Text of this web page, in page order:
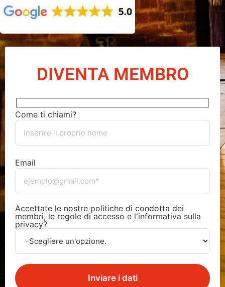
DIVENTA MEMBRO
Come ti chiami?
Email
Accettate le nostre politiche di condotta dei
membri, le regole di accesso e l'informativa sulla
privacy?
Inviare i dati